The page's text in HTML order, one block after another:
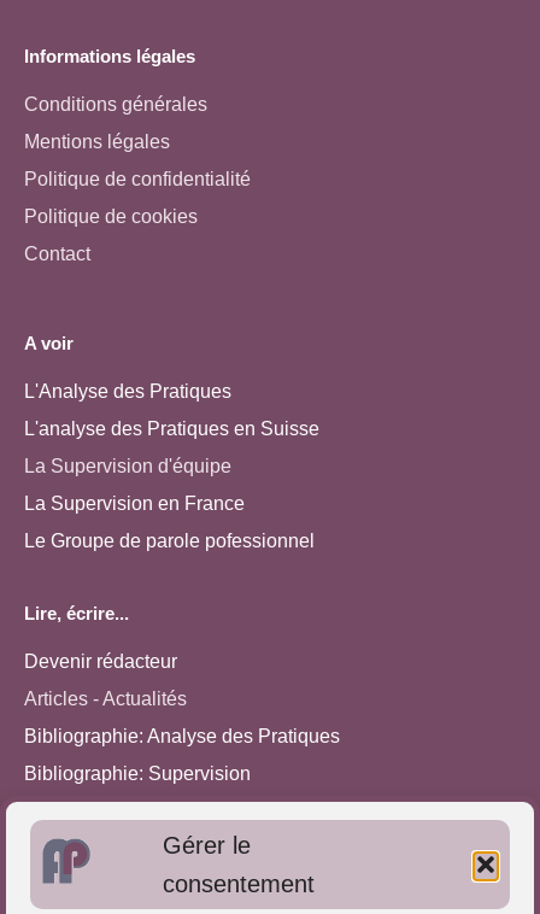
Gérer le
consentement
Informations légales
Conditions générales
Mentions légales
Politique de confidentialité
Politique de cookies
Contact
A voir
L'Analyse des Pratiques
L'analyse des Pratiques en Suisse
La Supervision d'équipe
La Supervision en France
Le Groupe de parole pofessionnel
Lire, écrire...
Devenir rédacteur
Articles - Actualités
Bibliographie: Analyse des Pratiques
Bibliographie: Supervision
Approches de l'Analyse des pratiques